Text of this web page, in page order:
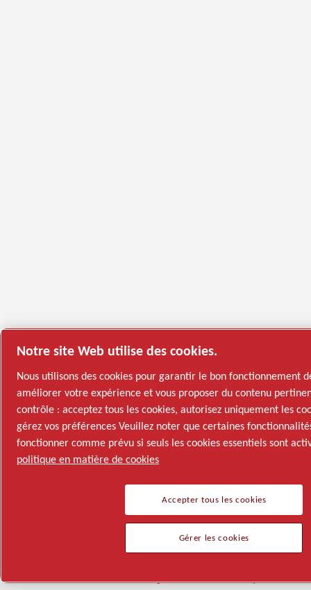
Semi-conducteurs Industries générales Nous parler
Notre site Web utilise des cookies.
Nous utilisons des cookies pour garantir le bon fonctionnement
améliorer votre expérience et vous proposer du contenu
contrôle : acceptez tous les cookies, autorisez uniquement les
gérez vos préférences Veuillez noter que certaines
fonctionner comme prévu si seuls les cookies essentiels sont
politique en matière de cookies
Accepter tous les cookies
Gérer les cookies